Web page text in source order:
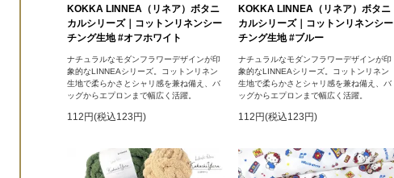
KOKKA LINNEA（リネア）ボタニ
カルシリーズ｜コットンリネンシー
チング生地 #オフホワイト
ナチュラルなモダンフラワーデザインが印
象的なLINNEAシリーズ。コットンリネン
生地で柔らかさとシャリ感を兼ね備え、バ
ッグからエプロンまで幅広く活躍。
112円(税込123円)
KOKKA LINNEA（リネア）ボタニ
カルシリーズ｜コットンリネンシー
チング生地 #ブルー
ナチュラルなモダンフラワーデザインが印
象的なLINNEAシリーズ。コットンリネン
生地で柔らかさとシャリ感を兼ね備え、バ
ッグからエプロンまで幅広く活躍。
112円(税込123円)